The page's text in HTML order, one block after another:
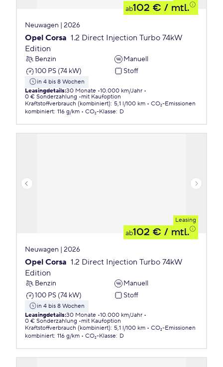
ab102 € / mtl.
Neuwagen | 2026
Opel Corsa 1.2 Direct Injection Turbo 74kW
Edition
Benzin
Manuell
100 PS (74 kW)
Stoff
in 4 bis 8 Wochen
Leasingdetails:30 Monate 10.000 km/Jahr
0 € Sonderzahlung
mit Kaufoption
Kraftstoffverbrauch (kombiniert): 5,1 l/100 km
CO₂-Emissionen
kombiniert: 116 g/km CO₂-Klasse: D
Leasing
ab102 € / mtl.
Neuwagen | 2026
Opel Corsa 1.2 Direct Injection Turbo 74kW
Edition
Benzin
Manuell
100 PS (74 kW)
Stoff
in 4 bis 8 Wochen
Leasingdetails:30 Monate 10.000 km/Jahr
0 € Sonderzahlung
mit Kaufoption
Kraftstoffverbrauch (kombiniert): 5,1 l/100 km
CO₂-Emissionen
kombiniert: 116 g/km CO₂-Klasse: D